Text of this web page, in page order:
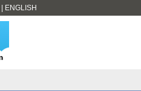
ENGLISH